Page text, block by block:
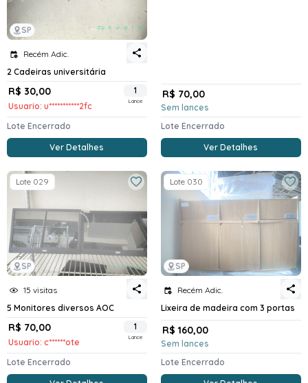
SP
Recém Adic.
2 Cadeiras universitária
R$ 30,00
Usuario: u***********2fc
1
Lance
Lote Encerrado
Ver Detalhes
R$ 70,00
Sem lances
Lote Encerrado
Ver Detalhes
SP
Lote 029
15 visitas
5 Monitores diversos AOC
R$ 70,00
Usuario: c******ote
1
Lance
Lote Encerrado
SP
Lote 030
Recém Adic.
Lixeira de madeira com 3 portas
R$ 160,00
Sem lances
Lote Encerrado